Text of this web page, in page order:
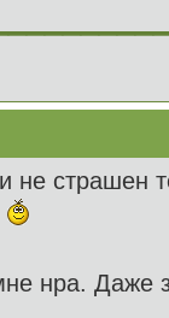
не страшен
нра. Даже